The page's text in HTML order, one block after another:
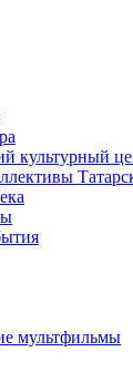
культурный
мультфильмы